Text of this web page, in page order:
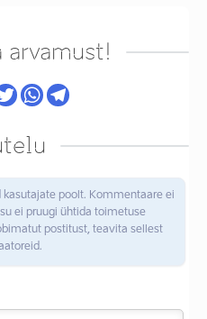
arvamust!
poolt. Kommentaare ei
ei pruugi ühtida toimetuse
postitust, teavita sellest